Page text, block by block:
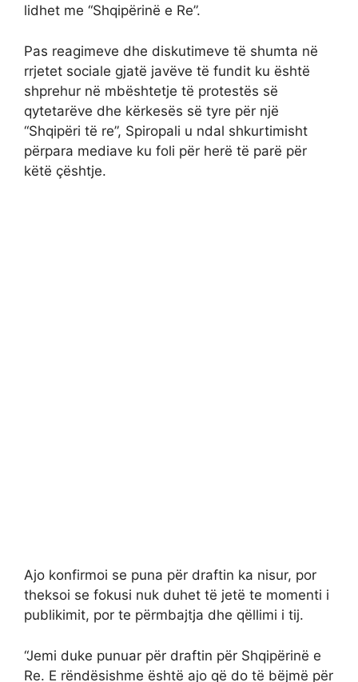
lidhet me “Shqipërinë e Re”.
Pas reagimeve dhe diskutimeve të shumta në
rrjetet sociale gjatë javëve të fundit ku është
shprehur në mbështetje të protestës së
qytetarëve dhe kërkesës së tyre për një
“Shqipëri të re”, Spiropali u ndal shkurtimisht
përpara mediave ku foli për herë të parë për
këtë çështje.
Ajo konfirmoi se puna për draftin ka nisur, por
theksoi se fokusi nuk duhet të jetë te momenti i
publikimit, por te përmbajtja dhe qëllimi i tij.
“Jemi duke punuar për draftin për Shqipërinë e
Re. E rëndësishme është ajo që do të bëjmë për